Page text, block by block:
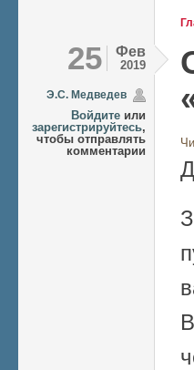
25 Фев
2019
Э.С. Медведев
Войдите или
зарегистрируйтесь,
чтобы отправлять
комментарии